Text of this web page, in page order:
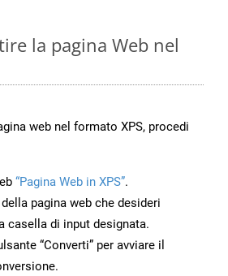
la pagina Web nel
web nel formato XPS, procedi
“Pagina Web in XPS”.
della pagina web che desideri
casella di input designata.
“Converti” per avviare il